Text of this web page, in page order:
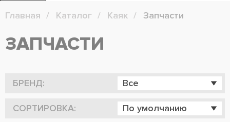
Главная Каталог Каяк Запчасти
ЗАПЧАСТИ
БРЕНД: Все
СОРТИРОВКА: По умолчанию